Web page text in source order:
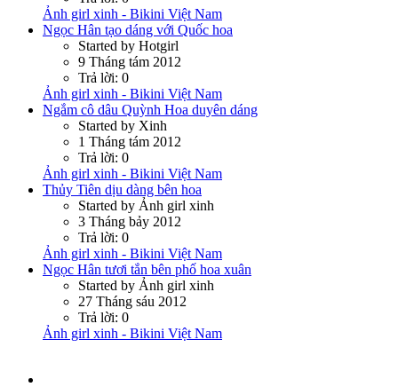
Ảnh girl xinh - Bikini Việt Nam
Ngọc Hân tạo dáng với Quốc hoa
Started by Hotgirl
9 Tháng tám 2012
Trả lời: 0
Ảnh girl xinh - Bikini Việt Nam
Ngắm cô dâu Quỳnh Hoa duyên dáng
Started by Xinh
1 Tháng tám 2012
Trả lời: 0
Ảnh girl xinh - Bikini Việt Nam
Thủy Tiên dịu dàng bên hoa
Started by Ảnh girl xinh
3 Tháng bảy 2012
Trả lời: 0
Ảnh girl xinh - Bikini Việt Nam
Ngọc Hân tươi tắn bên phố hoa xuân
Started by Ảnh girl xinh
27 Tháng sáu 2012
Trả lời: 0
Ảnh girl xinh - Bikini Việt Nam